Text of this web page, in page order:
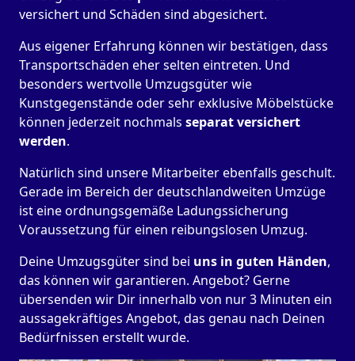
versichert und Schäden sind abgesichert.
Aus eigener Erfahrung können wir bestätigen, dass
Transportschäden eher selten eintreten. Und
besonders wertvolle Umzugsgüter wie
Kunstgegenstände oder sehr exklusive Möbelstücke
können jederzeit nochmals separat versichert
werden.
Natürlich sind unsere Mitarbeiter ebenfalls geschult.
Gerade im Bereich der deutschlandweiten Umzüge
ist eine ordnungsgemäße Ladungssicherung
Voraussetzung für einen reibungslosen Umzug.
Deine Umzugsgüter sind bei uns in guten Händen,
das können wir garantieren. Angebot? Gerne
übersenden wir Dir innerhalb von nur 3 Minuten ein
aussagekräftiges Angebot, das genau nach Deinen
Bedürfnissen erstellt wurde.